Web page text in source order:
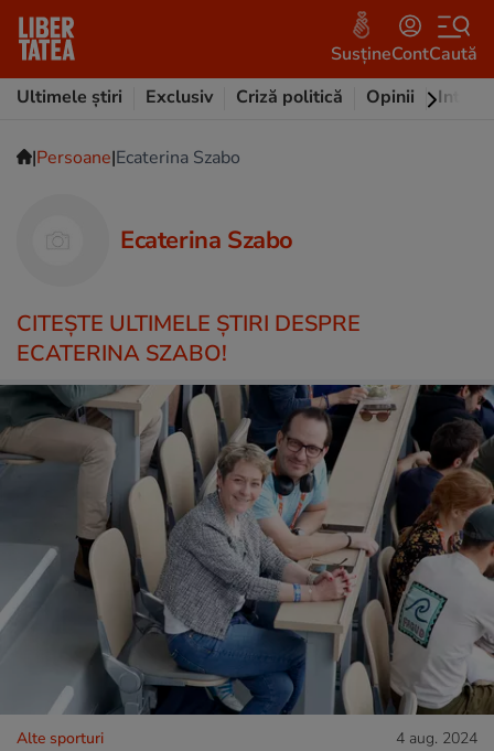
SusțineContCaută
Ultimele știri
Exclusiv Criză politică Opinii
|Persoane|Ecaterina Szabo
Ecaterina Szabo
CITEŞTE ULTIMELE ŞTIRI DESPRE
ECATERINA SZABO!
Alte sporturi 4 aug. 2024